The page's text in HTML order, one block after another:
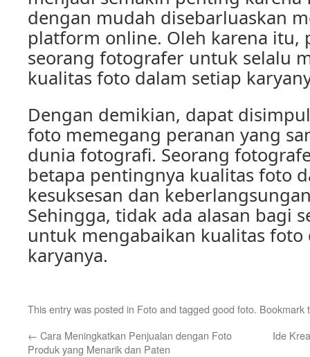
dengan mudah disebarluaskan
platform online. Oleh karena itu,
seorang fotografer untuk selalu
kualitas foto dalam setiap
Dengan demikian, dapat
foto memegang peranan yang
dunia fotografi. Seorang
betapa pentingnya kualitas foto
kesuksesan dan
Sehingga, tidak ada alasan bagi
untuk mengabaikan kualitas foto
karyanya.
This entry was posted in Fotoand tagged good foto. Bookmark
← Cara Meningkatkan Penjualan dengan Foto
Produk yang Menarik dan Paten
Ide